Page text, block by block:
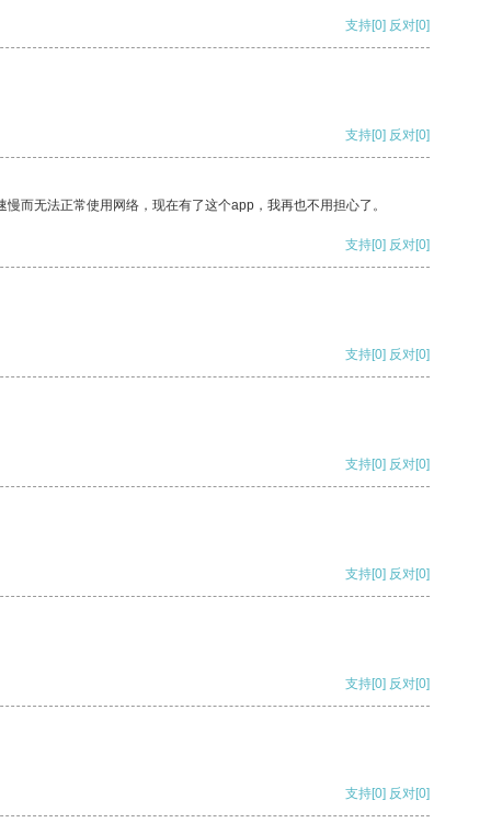
支持[0] 反对[0]
支持[0] 反对[0]
而无法正常使用网络，现在有了这个app，我再也不用担心了。
支持[0] 反对[0]
支持[0] 反对[0]
支持[0] 反对[0]
支持[0] 反对[0]
支持[0] 反对[0]
支持[0] 反对[0]